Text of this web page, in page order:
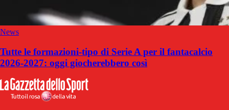
News
Tutte le formazioni-tipo di Serie A per il fantacalcio
2026-2027: oggi giocherebbero così